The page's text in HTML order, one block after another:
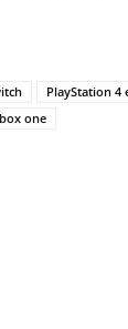
PlayStation 4
one